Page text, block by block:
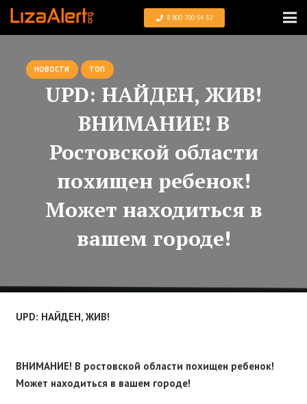
8 800 700 54 52
НОВОСТИ ТОП
UPD: НАЙДЕН, ЖИВ!
ВНИМАНИЕ! В
Ростовской области
похищен ребенок!
Может находиться в
вашем городе!
UPD: НАЙДЕН, ЖИВ!
ВНИМАНИЕ! В ростовской области похищен ребенок!
Может находиться в вашем городе!